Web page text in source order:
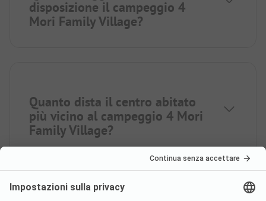
disposizione il campeggio 4
Mori Family Village?
Quanto dista il centro abitato
più vicino al campeggio 4 Mori
Family Village?